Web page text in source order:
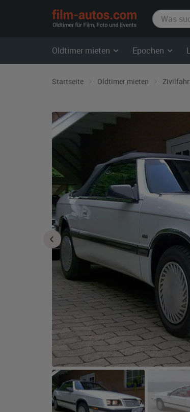
film-
autos.com
Oldtimer mieten Epochen
Startseite Oldtimer mieten